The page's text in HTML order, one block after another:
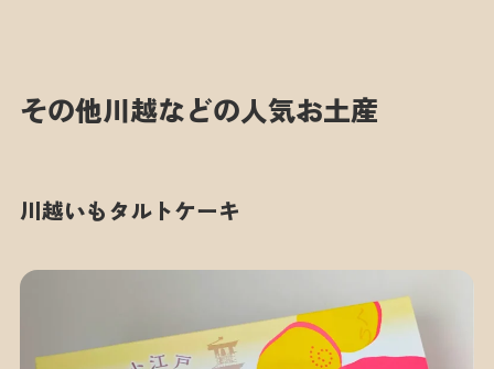
その他川越などの人気お土産
川越いもタルトケーキ